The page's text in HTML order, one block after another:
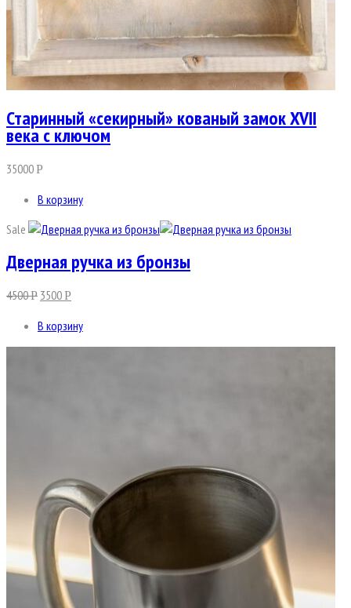
Старинный «секирный» кованый замок XVII
века с ключом
35000Р
В корзину
Sale
Дверная ручка из бронзы
4500Р 3500Р
В корзину